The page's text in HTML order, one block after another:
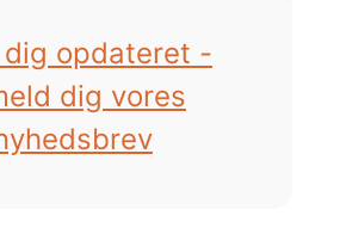
dig opdateret -
dig vores